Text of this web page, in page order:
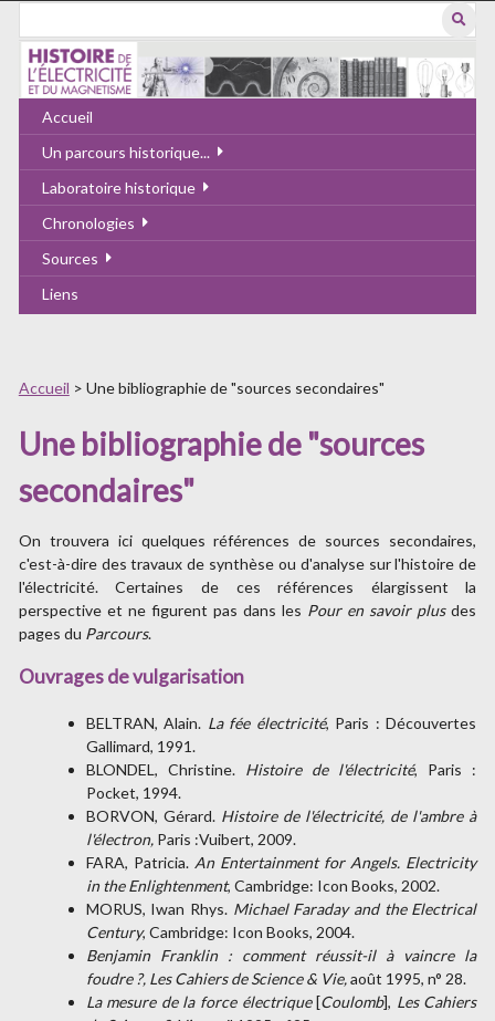
contenu
principal
Accueil
Un parcours historique...
Laboratoire historique
Chronologies
Sources
Liens
Accueil > Une bibliographie de "sources secondaires"
Une bibliographie de "sources
secondaires"
On trouvera ici quelques références de sources secondaires,
c'est-à-dire des travaux de synthèse ou d'analyse sur l'histoire de
l'électricité. Certaines de ces références élargissent la
perspective et ne figurent pas dans les Pour en savoir plusdes
pages du Parcours.
Ouvrages de vulgarisation
BELTRAN, Alain. La fée électricité, Paris : Découvertes
Gallimard, 1991.
BLONDEL, Christine. Histoire de l'électricité, Paris :
Pocket, 1994.
BORVON, Gérard. Histoire de l'électricité, de l'ambre à
l'électron, Paris :Vuibert, 2009.
FARA, Patricia. An Entertainment for Angels. Electricity
in the Enlightenment, Cambridge: Icon Books, 2002.
MORUS, Iwan Rhys. Michael Faraday and the Electrical
Century, Cambridge: Icon Books, 2004.
Benjamin Franklin : comment réussit-il à vaincre la
foudre ?, Les Cahiers de Science & Vie,août 1995, n° 28.
La mesure de la force électrique[Coulomb], Les Cahiers